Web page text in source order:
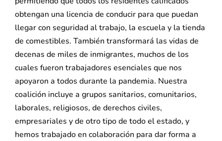
obtengan una licencia de conducir para que puedan
llegar con seguridad al trabajo, la escuela y la tienda
de comestibles. También transformará las vidas de
decenas de miles de inmigrantes, muchos de los
cuales fueron trabajadores esenciales que nos
apoyaron a todos durante la pandemia. Nuestra
coalición incluye a grupos sanitarios, comunitarios,
laborales, religiosos, de derechos civiles,
empresariales y de otro tipo de todo el estado, y
hemos trabajado en colaboración para dar forma a